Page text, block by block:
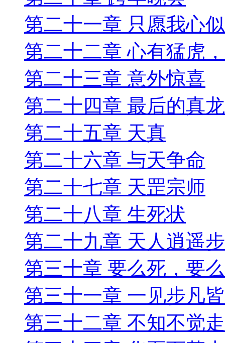
第二十一章 只愿我心
第二十二章 心有猛虎
第二十三章 意外惊喜
第二十四章 最后的真龙
第二十五章 天真
第二十六章 与天争命
第二十七章 天罡宗师
第二十八章 生死状
第二十九章 天人逍遥步
第三十章 要么死，要
第三十一章 一见步凡
第三十二章 不知不觉